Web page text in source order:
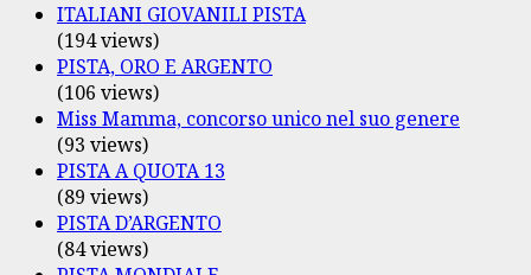
ITALIANI GIOVANILI PISTA
(194 views)
PISTA, ORO E ARGENTO
(106 views)
Miss Mamma, concorso unico nel suo genere
(93 views)
PISTA A QUOTA 13
(89 views)
PISTA D’ARGENTO
(84 views)